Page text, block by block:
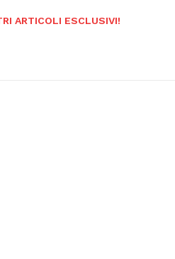
ARTICOLI ESCLUSIVI!